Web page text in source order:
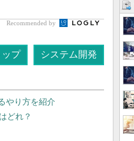
Recommended by
ップ システム開発
やり方を紹介
どれ？